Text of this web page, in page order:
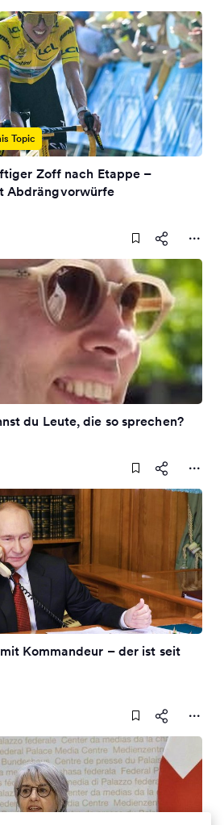
Topic
Zoff nach Etappe –
Abdrängvorwürfe
du Leute, die so sprechen?
Kommandeur – der ist seit